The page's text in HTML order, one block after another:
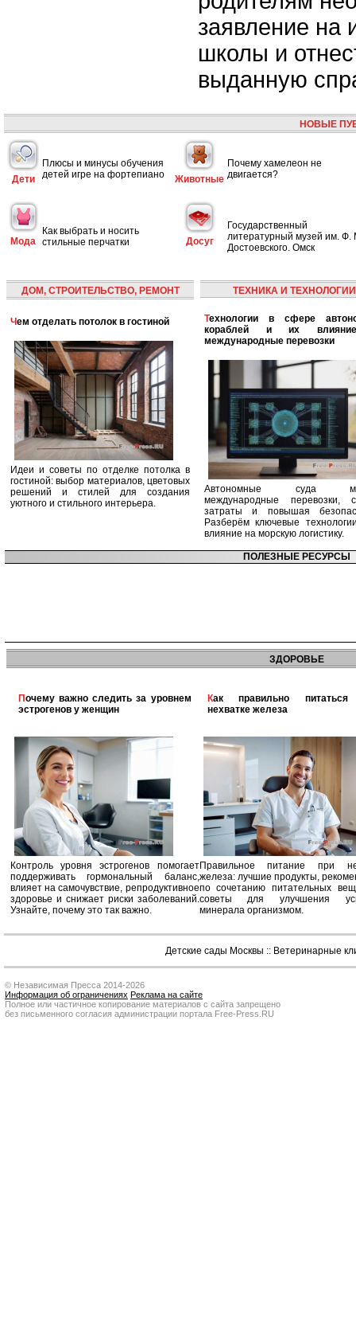
заявление на
школы и
выданную
НОВЫЕ
Дети
Плюсы и минусы обучения
детей игре на фортепиано
Животные
Почему хамелеон не
двигается?
Мода
Как выбрать и носить
стильные перчатки
Досуг
Государственный
литературный музей им. Ф.
Достоевского. Омск
ДОМ, СТРОИТЕЛЬСТВО, РЕМОНТ
Чем отделать потолок в гостиной
Идеи и советы по отделке потолка в
гостиной: выбор материалов, цветовых
решений и стилей для создания
уютного и стильного интерьера.
ТЕХНИКА И ТЕХНОЛОГИИ
Технологии в сфере автономных
кораблей и их
международные перевозки
Автономные суда
международные перевозки,
затраты и повышая
Разберём ключевые
влияние на морскую логистику.
ПОЛЕЗНЫЕ РЕСУРСЫ
ЗДОРОВЬЕ
Почему важно следить за уровнем
эстрогенов у женщин
Контроль уровня эстрогенов помогает
поддерживать гормональный баланс,
влияет на самочувствие, репродуктивное
здоровье и снижает риски заболеваний.
Узнайте, почему это так важно.
Как правильно питаться при
нехватке железа
Правильное питание при
железа: лучшие продукты,
по сочетанию питательных
советы для улучшения
минерала организмом.
Детские сады Москвы :: Ветеринарные
© Независимая Пресса 2014-2026
Информация об ограничениях Реклама на сайте
Полное или частичное копирование материалов с сайта запрещено
без письменного согласия администрации портала Free-Press.RU